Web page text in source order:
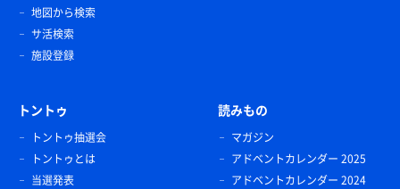
地図から検索
サ活検索
施設登録
トントゥ
トントゥ抽選会
トントゥとは
当選発表
読みもの
マガジン
アドベントカレンダー 2025
アドベントカレンダー 2024